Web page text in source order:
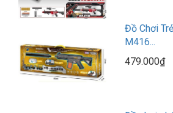
Đồ Chơi
M416...
479.000₫